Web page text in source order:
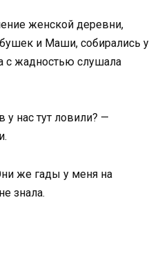
женской деревни,
и Маши, собирались у
с жадностью слушала
нас тут ловили? —
же гады у меня на
знала.